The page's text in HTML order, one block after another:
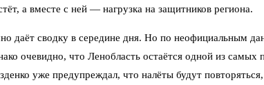
а вместе с ней — нагрузка на защитников региона.
сводку в середине дня. Но по неофициальным
очевидно, что Ленобласть остаётся одной из
уже предупреждал, что налёты будут